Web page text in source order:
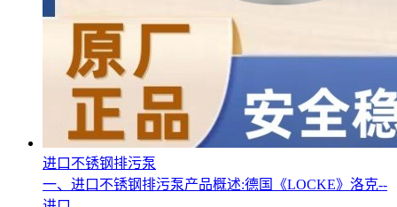
进口不锈钢排污泵
一、进口不锈钢排污泵产品概述:德国《LOCKE》洛克--